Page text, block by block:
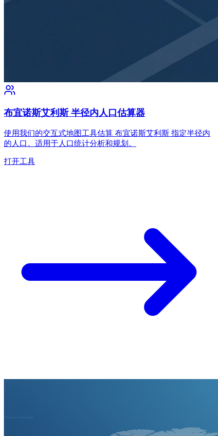
布宜诺斯艾利斯 半径内人口估算器
使用我们的交互式地图工具估算 布宜诺斯艾利斯 指定半径内
的人口。适用于人口统计分析和规划。
打开工具